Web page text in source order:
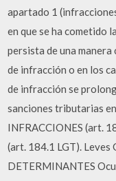
apartado 1
en que se ha cometido
persista de una
de infracción o en los
de infracción se
sanciones tributarias
INFRACCIONES (art.
(art. 184.1 LGT). Leves
DETERMINANTES